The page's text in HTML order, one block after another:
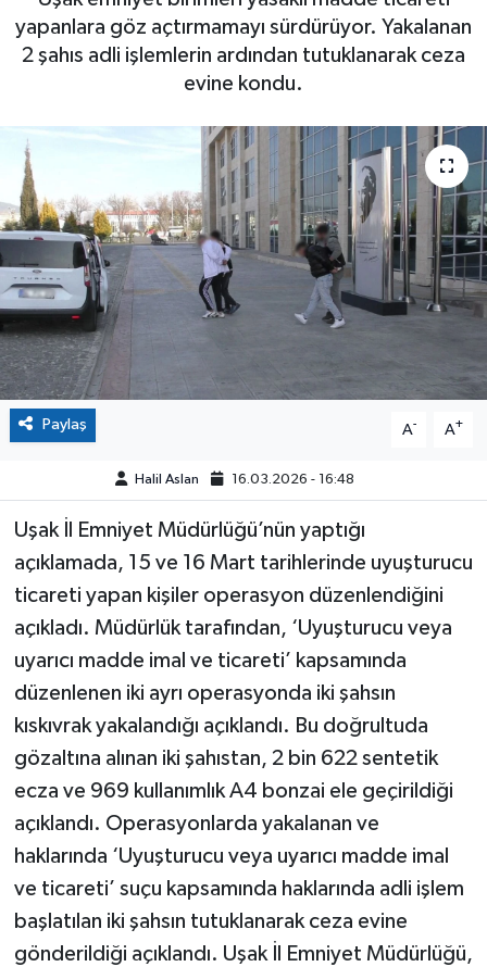
yapanlara göz açtırmamayı sürdürüyor. Yakalanan
2 şahıs adli işlemlerin ardından tutuklanarak ceza
evine kondu.
Paylaş A- A+
Halil Aslan 16.03.2026 - 16:48
Uşak İl Emniyet Müdürlüğü’nün yaptığı
açıklamada, 15 ve 16 Mart tarihlerinde uyuşturucu
ticareti yapan kişiler operasyon düzenlendiğini
açıkladı. Müdürlük tarafından, ‘Uyuşturucu veya
uyarıcı madde imal ve ticareti’ kapsamında
düzenlenen iki ayrı operasyonda iki şahsın
kıskıvrak yakalandığı açıklandı. Bu doğrultuda
gözaltına alınan iki şahıstan, 2 bin 622 sentetik
ecza ve 969 kullanımlık A4 bonzai ele geçirildiği
açıklandı. Operasyonlarda yakalanan ve
haklarında ‘Uyuşturucu veya uyarıcı madde imal
ve ticareti’ suçu kapsamında haklarında adli işlem
başlatılan iki şahsın tutuklanarak ceza evine
gönderildiği açıklandı. Uşak İl Emniyet Müdürlüğü,